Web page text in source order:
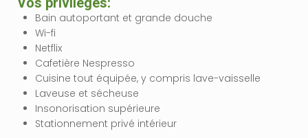
Bain autoportant et grande douche
Wi-fi
Netflix
Cafetière Nespresso
Cuisine tout équipée, y compris lave-vaisselle
Laveuse et sécheuse
Insonorisation supérieure
Stationnement privé intérieur